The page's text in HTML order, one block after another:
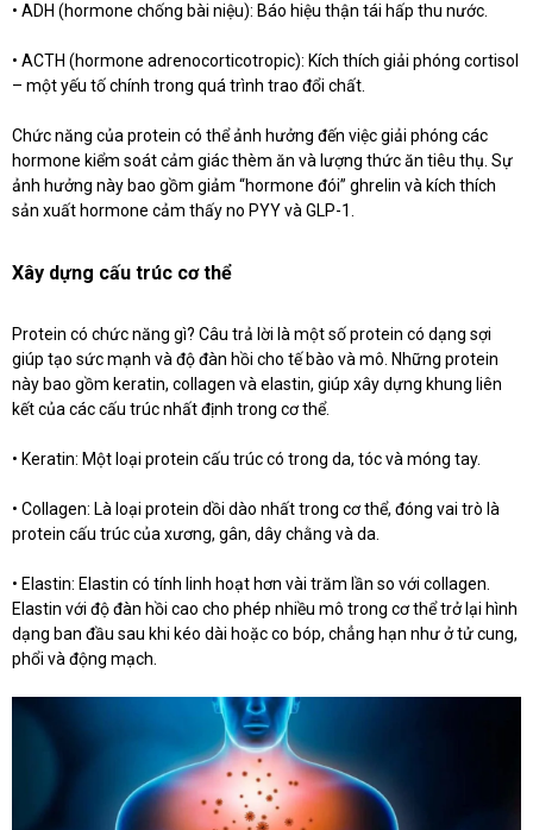
• ADH (hormone chống bài niệu): Báo hiệu thận tái hấp thu nước.
• ACTH (hormone adrenocorticotropic): Kích thích giải phóng cortisol
– một yếu tố chính trong quá trình trao đổi chất.
Chức năng của protein có thể ảnh hưởng đến việc giải phóng các
hormone kiểm soát cảm giác thèm ăn và lượng thức ăn tiêu thụ. Sự
ảnh hưởng này bao gồm giảm “hormone đói” ghrelin và kích thích
sản xuất hormone cảm thấy no PYY và GLP-1.
Xây dựng cấu trúc cơ thể
Protein có chức năng gì? Câu trả lời là một số protein có dạng sợi
giúp tạo sức mạnh và độ đàn hồi cho tế bào và mô. Những protein
này bao gồm keratin, collagen và elastin, giúp xây dựng khung liên
kết của các cấu trúc nhất định trong cơ thể.
• Keratin: Một loại protein cấu trúc có trong da, tóc và móng tay.
• Collagen: Là loại protein dồi dào nhất trong cơ thể, đóng vai trò là
protein cấu trúc của xương, gân, dây chằng và da.
• Elastin: Elastin có tính linh hoạt hơn vài trăm lần so với collagen.
Elastin với độ đàn hồi cao cho phép nhiều mô trong cơ thể trở lại hình
dạng ban đầu sau khi kéo dài hoặc co bóp, chẳng hạn như ở tử cung,
phổi và động mạch.